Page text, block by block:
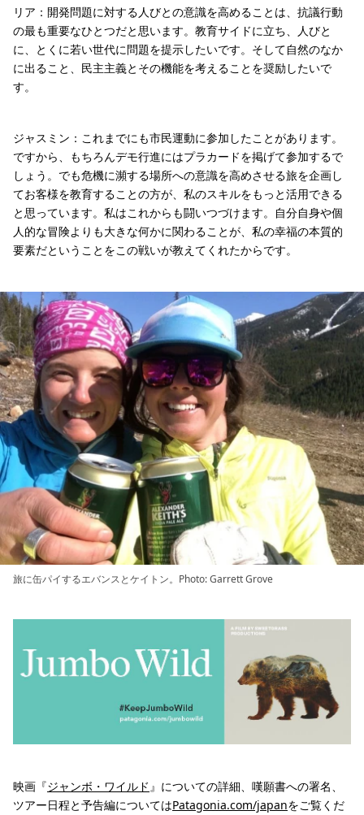
リア：開発問題に対する人びとの意識を高めることは、抗議行動
の最も重要なひとつだと思います。教育サイドに立ち、人びと
に、とくに若い世代に問題を提示したいです。そして自然のなか
に出ること、民主主義とその機能を考えることを奨励したいで
す。
ジャスミン：これまでにも市民運動に参加したことがあります。
ですから、もちろんデモ行進にはプラカードを掲げて参加するで
しょう。でも危機に瀕する場所への意識を高めさせる旅を企画し
てお客様を教育することの方が、私のスキルをもっと活用できる
と思っています。私はこれからも闘いつづけます。自分自身や個
人的な冒険よりも大きな何かに関わることが、私の幸福の本質的
要素だということをこの戦いが教えてくれたからです。
旅に缶パイするエバンスとケイトン。Photo: Garrett Grove
映画『ジャンボ・ワイルド』についての詳細、嘆願書への署名、
ツアー日程と予告編についてはPatagonia.com/japanをご覧くだ